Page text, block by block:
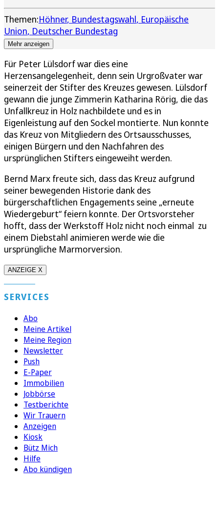
Themen:Höhner Bundestagswahl Europäische
Union Deutscher Bundestag
Mehr anzeigen
Für Peter Lülsdorf war dies eine
Herzensangelegenheit, denn sein Urgroßvater war
seinerzeit der Stifter des Kreuzes gewesen. Lülsdorf
gewann die junge Zimmerin Katharina Rörig, die das
Unfallkreuz in Holz nachbildete und es in
Eigenleistung auf den Sockel montierte. Nun konnte
das Kreuz von Mitgliedern des Ortsausschusses,
einigen Bürgern und den Nachfahren des
ursprünglichen Stifters eingeweiht werden.
Bernd Marx freute sich, dass das Kreuz aufgrund
seiner bewegenden Historie dank des
bürgerschaftlichen Engagements seine „erneute
Wiedergeburt“ feiern konnte. Der Ortsvorsteher
hofft, dass der Werkstoff Holz nicht noch einmal zu
einem Diebstahl animieren werde wie die
ursprüngliche Marmorversion.
ANZEIGE X
SERVICES
Abo
Meine Artikel
Meine Region
Newsletter
Push
E-Paper
Immobilien
Jobbörse
Testberichte
Wir Trauern
Anzeigen
Kiosk
Bütz Mich
Hilfe
Abo kündigen